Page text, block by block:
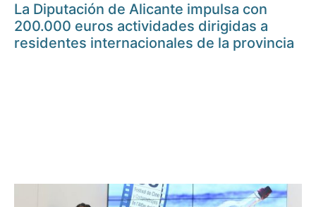
La Diputación de Alicante impulsa con
200.000 euros actividades dirigidas a
residentes internacionales de la provincia